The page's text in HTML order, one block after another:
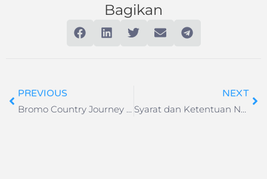
Bagikan
PREVIOUS
Bromo Country Journey – Sensasi Berbeda Menikmati Bromo
NEXT
Syarat dan Ketentuan Naik Kereta Api Keberangkatan Mulai Tanggal 29 Juli 2021